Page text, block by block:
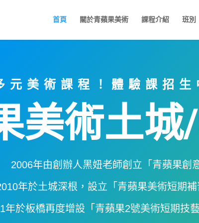
首頁 關於青蘋果美術 課程介紹 班別
元美術課程！體驗課招生
美術土城
2006年由創辦人黑妞老師創立「青蘋果創意
年於土城深根，設立「青蘋果美術短期補
年於板橋再度增設「青蘋果2號美術短期技藝